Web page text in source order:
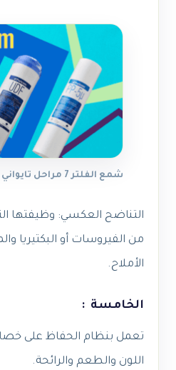
شمع الفلتر 7 مراحل تايواني
التناضح العكسي: وظيفتها
من الفيروسات أو البكتيريا
الأملاح.
الخامسة :
تعمل بنظام الحفاظ على
اللون والطعم والرائحة.